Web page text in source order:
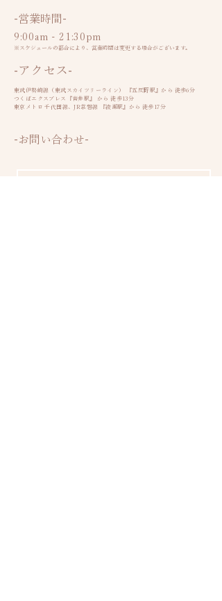
​-営業時間-
​9:00am - 21:30pm
​※スケジュールの都合により、営業時間は変更する場合がございます。
​-アクセス-
東武伊勢崎線（東武スカイツリーライン） 『五反野駅』から 徒歩6分
つくばエクスプレス『青井駅』 から 徒歩13分
東京メトロ 千代田線、JR常磐線 『綾瀬駅』から 徒歩17分
-お問い合わせ-